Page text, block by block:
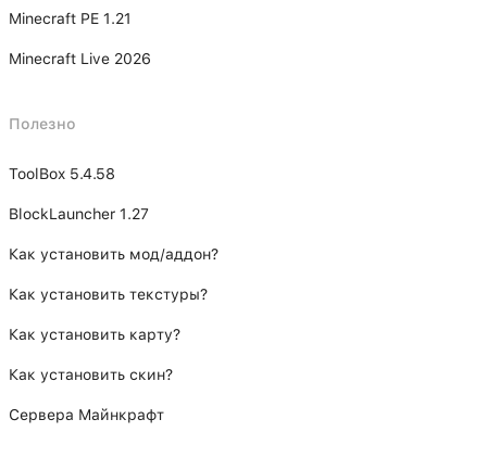
Minecraft PE 1.21
Minecraft Live 2026
Полезно
ToolBox 5.4.58
BlockLauncher 1.27
Как установить мод/аддон?
Как установить текстуры?
Как установить карту?
Как установить скин?
Сервера Майнкрафт